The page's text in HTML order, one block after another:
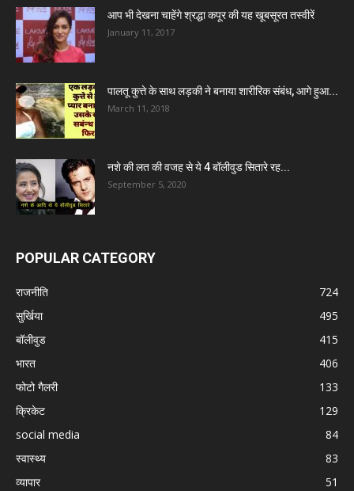
आप भी देखना चाहेंगे श्रद्धा कपूर की यह खूबसूरत तस्वीरें
January 11, 2017
पालतू कुत्ते के साथ लड़की ने बनाया शारीरिक संबंध, आगे हुआ...
March 11, 2018
नशे की लत की वजह से ये 4 बॉलीवुड सितारे रह...
September 5, 2020
POPULAR CATEGORY
राजनीति
724
सुर्खिया
495
बॉलीवुड
415
भारत
406
फोटो गैलरी
133
क्रिकेट
129
social media
84
स्वास्थ्य
83
व्यापार
51